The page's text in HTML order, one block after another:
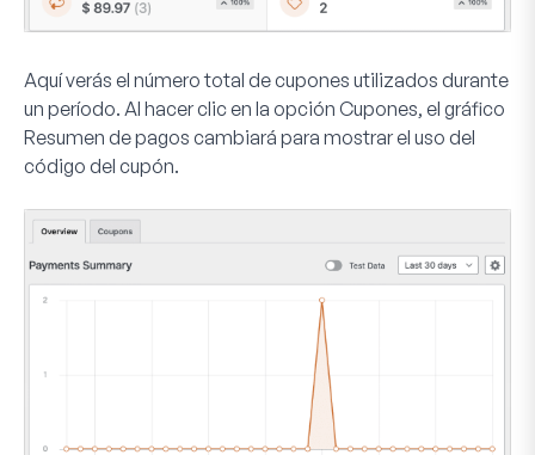
Aquí verás el número total de cupones utilizados durante
un período. Al hacer clic en la opción Cupones, el gráfico
Resumen de pagos cambiará para mostrar el uso del
código del cupón.